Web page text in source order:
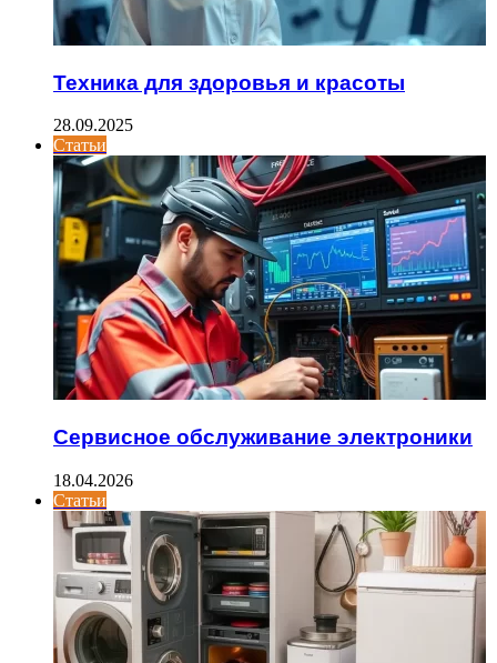
Техника для здоровья и красоты
28.09.2025
Статьи
Сервисное обслуживание электроники
18.04.2026
Статьи